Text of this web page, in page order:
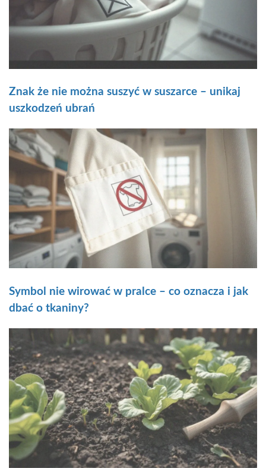
Znak że nie można suszyć w suszarce – unikaj
uszkodzeń ubrań
Symbol nie wirować w pralce – co oznacza i jak
dbać o tkaniny?